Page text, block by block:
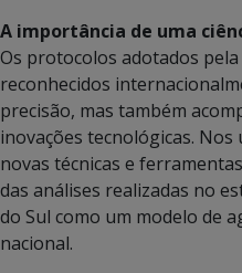
A importância de uma
Os protocolos adotados
reconhecidos
precisão, mas também
inovações tecnológicas. Nos
novas técnicas e
das análises realizadas no
do Sul como um modelo de
nacional.